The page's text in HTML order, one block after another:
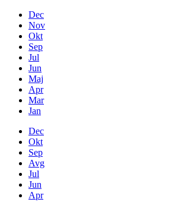
Dec
Nov
Okt
Sep
Jul
Jun
Maj
Apr
Mar
Jan
Dec
Okt
Sep
Avg
Jul
Jun
Apr